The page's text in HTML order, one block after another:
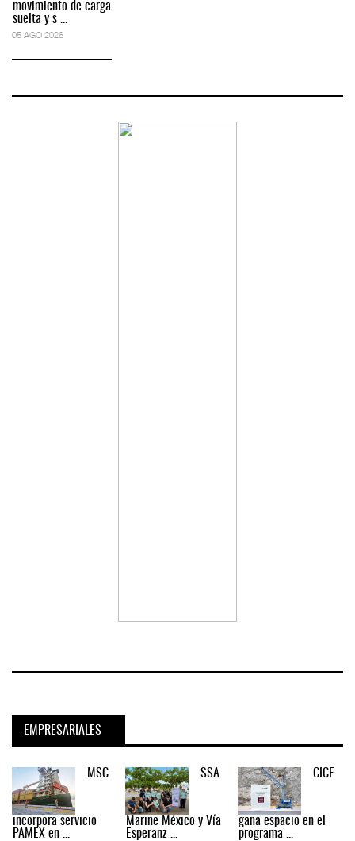
movimiento de carga
suelta y s ...
05 AGO 2026
EMPRESARIALES
MSC
incorpora servicio
PAMEX en ...
SSA
Marine México y Vía
Esperanz ...
CICE
gana espacio en el
programa ...